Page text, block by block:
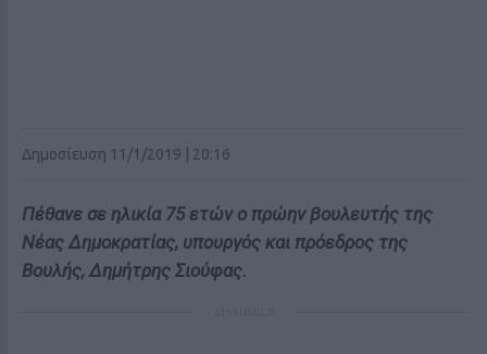
Δημοσίευση 11/1/2019 | 20:16
Πέθανε σε ηλικία 75 ετών ο πρώην βουλευτής της
Νέας Δημοκρατίας, υπουργός και πρόεδρος της
Βουλής, Δημήτρης Σιούφας.